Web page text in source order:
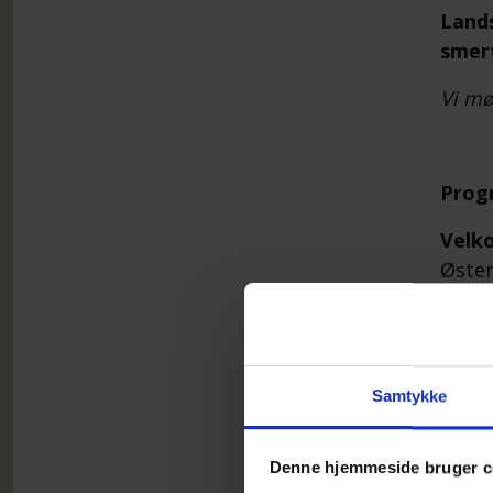
Samtykke
Denne hjemmeside bruger
Vi
På